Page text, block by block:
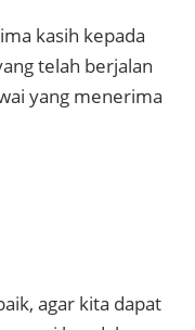
kasih kepada
telah berjalan
yang menerima
agar kita dapat